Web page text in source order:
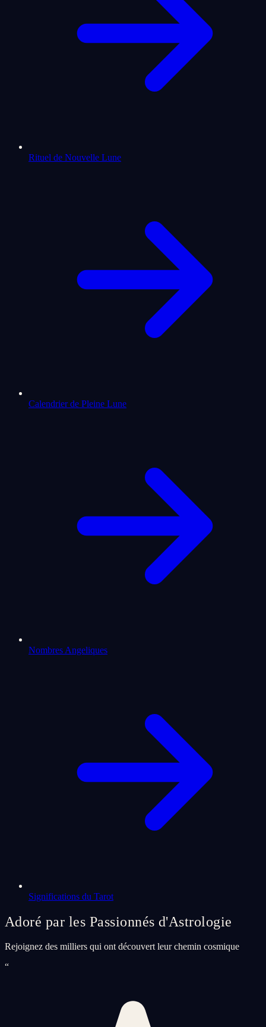
Rituel de Nouvelle Lune
Calendrier de Pleine Lune
Nombres Angeliques
Significations du Tarot
Adoré par les Passionnés d'Astrologie
Rejoignez des milliers qui ont découvert leur chemin cosmique
“